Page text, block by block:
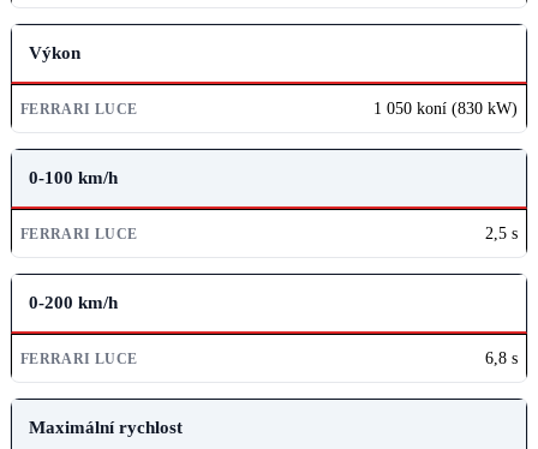
Výkon
1 050 koní (830 kW)
0-100 km/h
2,5 s
0-200 km/h
6,8 s
Maximální rychlost